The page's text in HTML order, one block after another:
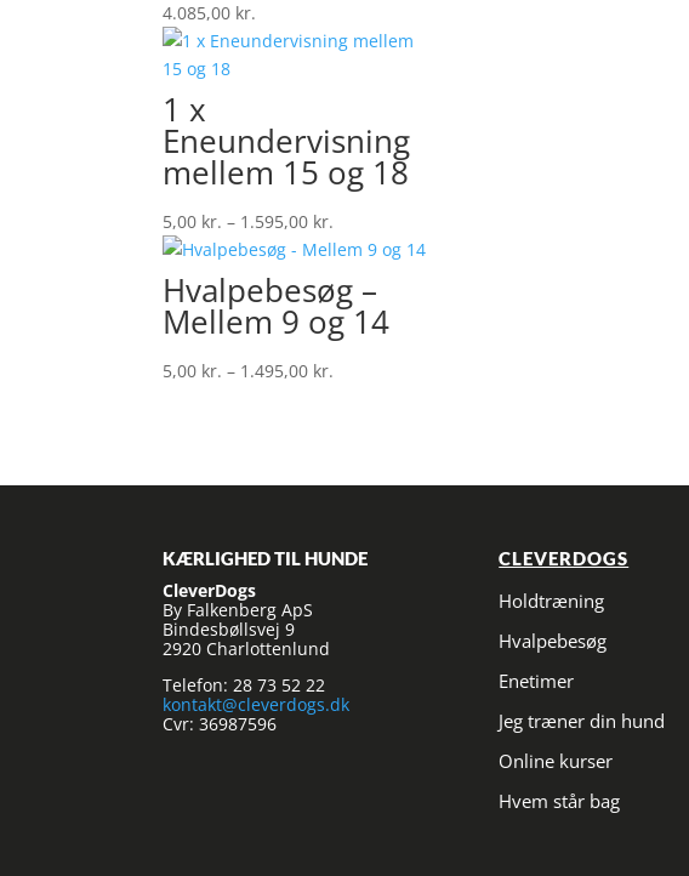
4.085,00 kr.
1 x
Eneundervisning
mellem 15 og 18
5,00 kr. – 1.595,00 kr.
5,00 kr.
1.595,00 kr.
Hvalpebesøg –
Mellem 9 og 14
5,00 kr. – 1.495,00 kr.
KÆRLIGHED TIL HUNDE
CleverDogs
By Falkenberg ApS
Bindesbøllsvej 9
2920 Charlottenlund
Telefon: 28 73 52 22
kontakt@cleverdogs.dk
Cvr: 36987596
CLEVERDOGS
Holdtræning
Hvalpebesøg
Enetimer
Jeg træner din hund
Online kurser
Hvem står bag